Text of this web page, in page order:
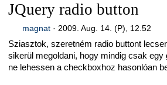
JQuery radio button
magnat· 2009. Aug. 14. (P), 12.52
Sziasztok, szeretném radio buttont
sikerül megoldani, hogy mindig csak egy
ne lehessen a checkboxhoz hasonlóan